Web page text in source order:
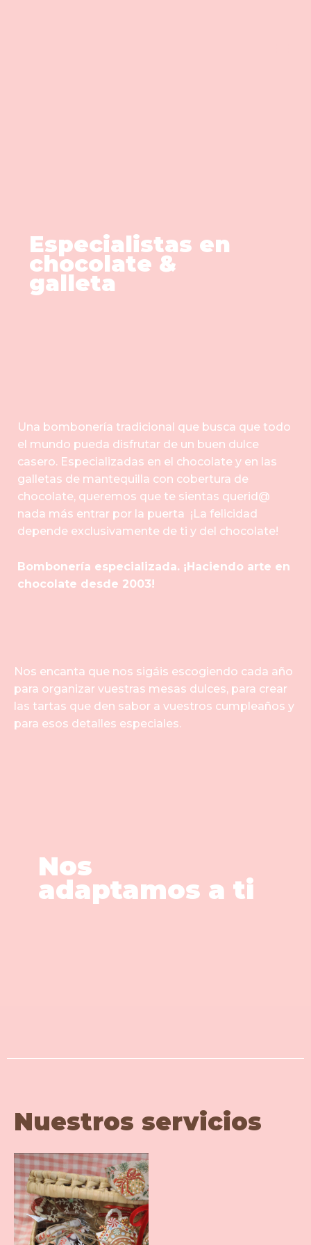
Especialistas en
chocolate &
galleta
Una bombonería tradicional que busca que todo
el mundo pueda disfrutar de un buen dulce
casero. Especializadas en el chocolate y en las
galletas de mantequilla con cobertura de
chocolate, queremos que te sientas querid@
nada más entrar por la puerta ¡La felicidad
depende exclusivamente de ti y del chocolate!
Bombonería especializada. ¡Haciendo arte en
chocolate desde 2003!
Nos encanta que nos sigáis escogiendo cada año
para organizar vuestras mesas dulces, para crear
las tartas que den sabor a vuestros cumpleaños y
para esos detalles especiales.
Nos
adaptamos a ti
Nuestros servicios